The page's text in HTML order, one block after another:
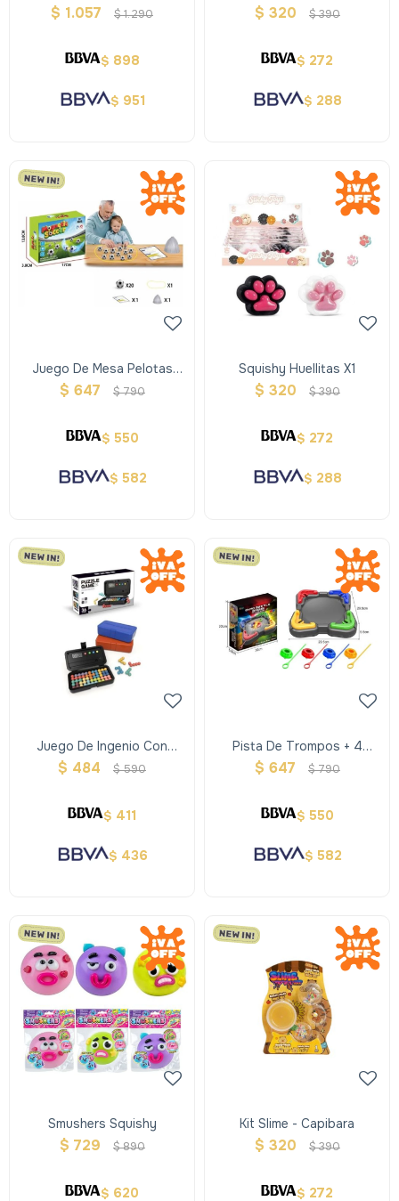
Telescopic
$ 1.057 $1.290
$ 898
$ 951
$ 320 $390
$ 272
$ 288
Juego De Mesa Pelotas
Imantadas
$ 647 $790
$ 550
$ 582
Squishy Huellitas X1
$ 320 $390
$ 272
$ 288
Juego De Ingenio Con
Tablero Puntaje
$ 484 $ 590
$ 411
$ 436
Pista De Trompos + 4
Trompos
$ 647 $790
$ 550
$ 582
Smushers Squishy
$ 729 $890
$ 620
Kit Slime - Capibara
$ 320 $390
$ 272